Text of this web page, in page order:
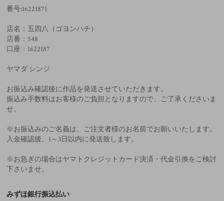
番号:16221871
店名：五四八（ゴヨンハチ）
店番：548
口座：1622187
ヤマダ シンジ
お振込み確認後に作品を発送させていただきます。
振込み手数料はお客様のご負担となりますので、ご了承くださいま
せ。
※お振込みのご名義は、ご注文者様のお名前でお願いいたします。
入金確認後、1～3日以内に発送致します。
※お急ぎの場合はヤマトクレジットカード決済・代金引換をご検討
下さいませ。
みずほ銀行振込払い